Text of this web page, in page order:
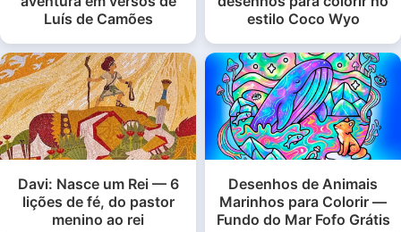
Luís de Camões
estilo Coco Wyo
Davi: Nasce um Rei — 6
lições de fé, do pastor
menino ao rei
Desenhos de Animais
Marinhos para Colorir —
Fundo do Mar Fofo Grátis